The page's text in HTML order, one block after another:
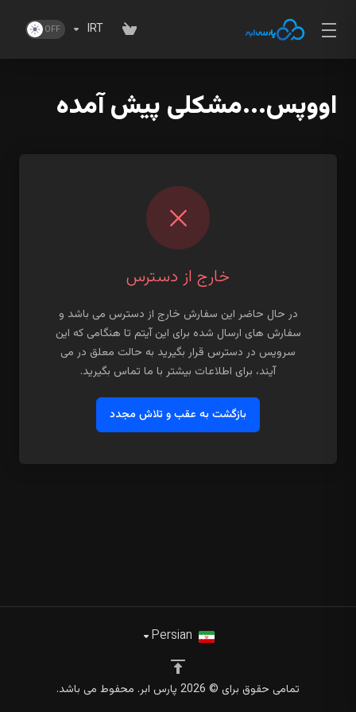
IRT
اووپس...مشکلی پیش آمده
خارج از دسترس
در حال حاضر این سفارش خارج از دسترس می باشد و
سفارش های ارسال شده برای این آیتم تا هنگامی که این
سرویس در دسترس قرار بگیرید به حالت معلق در می
آیند، برای اطلاعات بیشتر با ما تماس بگیرید.
بازگشت به عقب و تلاش مجدد
تمامی حقوق برای © 2026 پارس ابر. محفوط می باشد.
Persian